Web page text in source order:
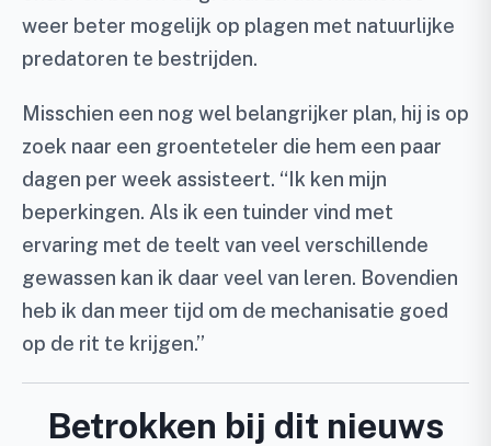
weer beter mogelijk op plagen met natuurlijke
predatoren te bestrijden.
Misschien een nog wel belangrijker plan, hij is op
zoek naar een groenteteler die hem een paar
dagen per week assisteert. “Ik ken mijn
beperkingen. Als ik een tuinder vind met
ervaring met de teelt van veel verschillende
gewassen kan ik daar veel van leren. Bovendien
heb ik dan meer tijd om de mechanisatie goed
op de rit te krijgen.”
Betrokken bij dit nieuws